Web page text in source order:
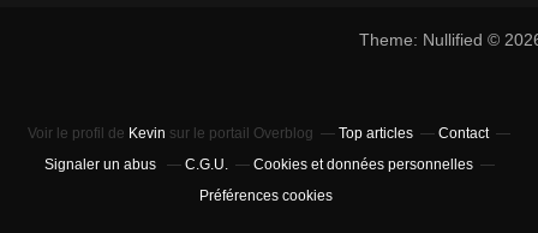
Theme: Nullified ©
Voir le profil de Kevin sur le portail Overblog Top articles
Contact
Signaler un abus
C.G.U.
Cookies et données personnelles
Préférences cookies